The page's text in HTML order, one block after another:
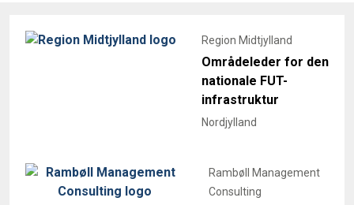
Region Midtjylland
Områdeleder for den
nationale FUT-
infrastruktur
Nordjylland
Rambøll Management
Consulting